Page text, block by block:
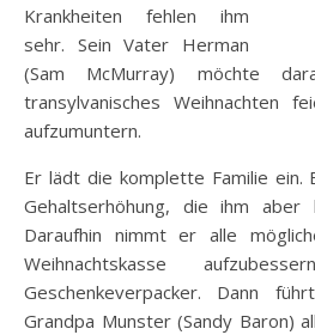
Krankheiten fehlen ihm
sehr. Sein Vater Herman
(Sam McMurray) möchte
transylvanisches Weihnachten
aufzumuntern.
Er lädt die komplette Familie ein.
Gehaltserhöhung, die ihm
Daraufhin nimmt er alle
Weihnachtskasse
Geschenkeverpacker. Dann
Grandpa Munster (Sandy Baron)